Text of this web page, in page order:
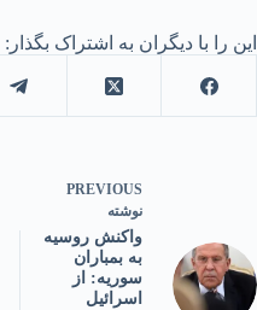
این را با دیگران به اشتراک بگذار:
PREVIOUS
نوشته
واکنش روسیه
به بمباران
سوریه: از
اسرائیل